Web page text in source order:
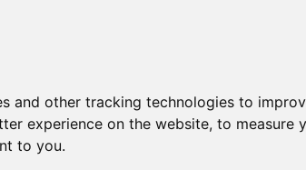
and other tracking technologies to
experience on the website, to measure
to you.